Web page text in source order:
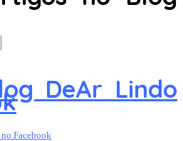
DeAr Lindo
Facebook